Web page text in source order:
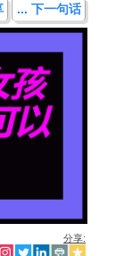
... 下一句话
分享: